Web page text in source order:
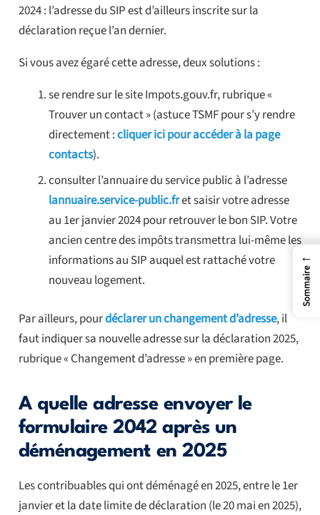
2024 : l’adresse du SIP est d’ailleurs inscrite sur la
déclaration reçue l’an dernier.
Si vous avez égaré cette adresse, deux solutions :
se rendre sur le site Impots.gouv.fr, rubrique «
Trouver un contact » (astuce TSMF pour s’y rendre
directement :cliquer ici pour accéder à la page
contacts).
consulter l’annuaire du service public à l’adresse
lannuaire.service-public.fret saisir votre adresse
au 1er janvier 2024 pour retrouver le bon SIP. Votre
ancien centre des impôts transmettra lui-même les
informations au SIP auquel est rattaché votre
nouveau logement.
Par ailleurs, pourdéclarer un changement d’adresse, il
faut indiquer sa nouvelle adresse sur la déclaration 2025,
rubrique « Changement d’adresse » en première page.
A quelle adresse envoyer le
formulaire 2042 après un
déménagement en 2025
Les contribuables qui ont déménagé en 2025, entre le 1er
janvier et la date limite de déclaration (le 20 mai en 2025),
←
Sommaire